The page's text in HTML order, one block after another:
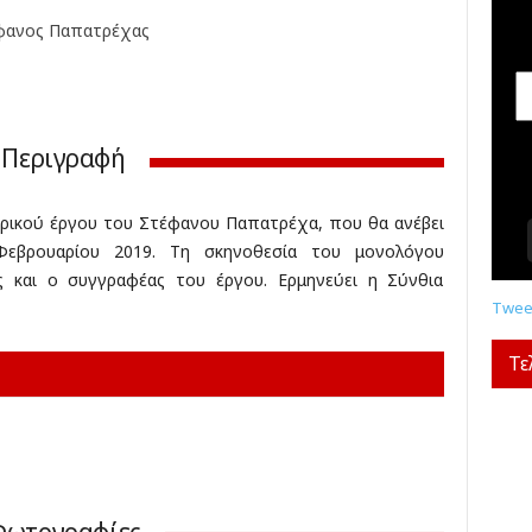
ι
ω
ο
,
Παπατρέχας
Περιγραφή
έργου του Στέφανου Παπατρέχα, που θα ανέβει
2019. Τη σκηνοθεσία του μονολόγου
ο συγγραφέας του έργου. Ερμηνεύει η Σύνθια